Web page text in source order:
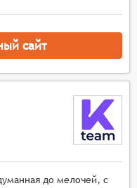
профилей, групп и
сайт
до мелочей, c